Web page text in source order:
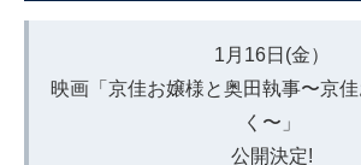
1月16日(金）
映画「京佳お嬢様と奥田執事〜京
く〜」
公開決定!